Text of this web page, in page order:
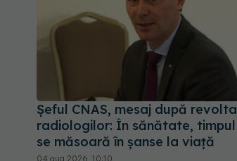
Șeful CNAS, mesaj după revolta
radiologilor: În sănătate, timpul
se măsoară în șanse la viață
04 aug 2026, 10:10